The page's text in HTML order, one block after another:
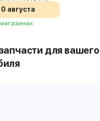
августа
для вашего